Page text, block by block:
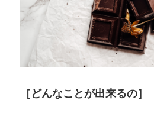
［どんなことが出来るの］